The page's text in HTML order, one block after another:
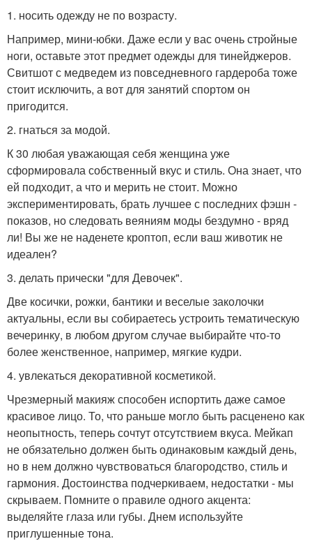
1. носить одежду не по возрасту.
Например, мини-юбки. Даже если у вас очень стройные
ноги, оставьте этот предмет одежды для тинейджеров.
Свитшот с медведем из повседневного гардероба тоже
стоит исключить, а вот для занятий спортом он
пригодится.
2. гнаться за модой.
К 30 любая уважающая себя женщина уже
сформировала собственный вкус и стиль. Она знает, что
ей подходит, а что и мерить не стоит. Можно
экспериментировать, брать лучшее с последних фэшн -
показов, но следовать веяниям моды бездумно - вряд
ли! Вы же не наденете кроптоп, если ваш животик не
идеален?
3. делать прически "для Девочек".
Две косички, рожки, бантики и веселые заколочки
актуальны, если вы собираетесь устроить тематическую
вечеринку, в любом другом случае выбирайте что-то
более женственное, например, мягкие кудри.
4. увлекаться декоративной косметикой.
Чрезмерный макияж способен испортить даже самое
красивое лицо. То, что раньше могло быть расценено как
неопытность, теперь сочтут отсутствием вкуса. Мейкап
не обязательно должен быть одинаковым каждый день,
но в нем должно чувствоваться благородство, стиль и
гармония. Достоинства подчеркиваем, недостатки - мы
скрываем. Помните о правиле одного акцента:
выделяйте глаза или губы. Днем используйте
приглушенные тона.